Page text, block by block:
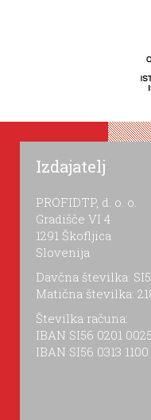
Izdajatelj
PROFIDTP, d. o. o.
Gradišče VI 4
1291 Škofljica
Slovenija
Davčna številka:
Matična številka:
Številka računa:
IBAN SI56 0201
IBAN SI56 0313